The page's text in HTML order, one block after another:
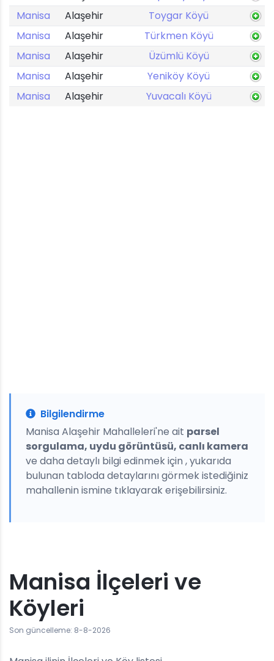
Manisa
Alaşehir
Toygar Köyü
Manisa
Alaşehir
Türkmen Köyü
Manisa
Alaşehir
Üzümlü Köyü
Manisa
Alaşehir
Yeniköy Köyü
Manisa
Alaşehir Yuvacalı Köyü
Bilgilendirme
Manisa Alaşehir Mahalleleri'ne ait parsel
sorgulama, uydu görüntüsü, canlı kamera
ve daha detaylı bilgi edinmek için , yukarıda
bulunan tabloda detaylarını görmek istediğiniz
mahallenin ismine tıklayarak erişebilirsiniz.
Manisa İlçeleri ve
Köyleri
Son güncelleme: 8-8-2026